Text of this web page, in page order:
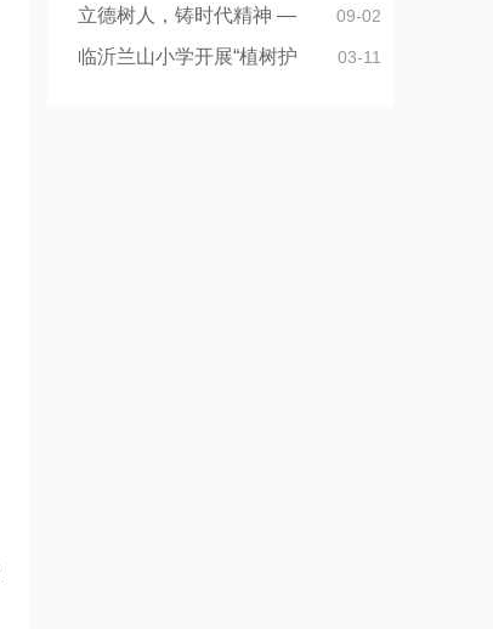
09-02
立德树人，铸时代精神 —
03-11
临沂兰山小学开展“植树护